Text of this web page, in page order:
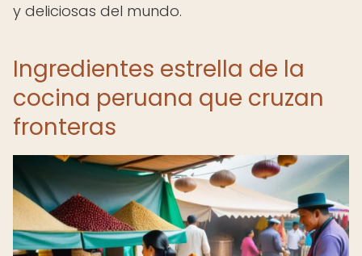
y deliciosas del mundo.
Ingredientes estrella de la
cocina peruana que cruzan
fronteras